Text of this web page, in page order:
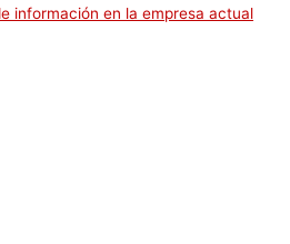
información en la empresa actual